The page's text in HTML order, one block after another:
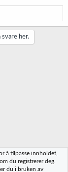
svare her.
å tilpasse innholdet,
du registrerer deg.
du i bruken av